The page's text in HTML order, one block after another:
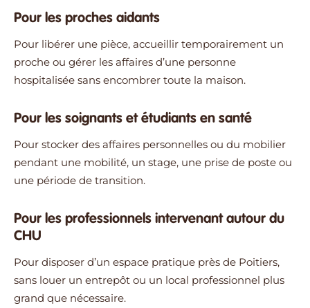
Pour les proches aidants
Pour libérer une pièce, accueillir temporairement un
proche ou gérer les affaires d’une personne
hospitalisée sans encombrer toute la maison.
Pour les soignants et étudiants en santé
Pour stocker des affaires personnelles ou du mobilier
pendant une mobilité, un stage, une prise de poste ou
une période de transition.
Pour les professionnels intervenant autour du
CHU
Pour disposer d’un espace pratique près de Poitiers,
sans louer un entrepôt ou un local professionnel plus
grand que nécessaire.